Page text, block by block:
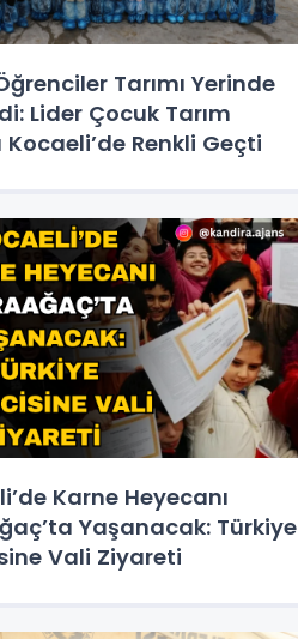
Tarımı Yerinde
Lider Çocuk Tarım
Kocaeli’de Renkli Geçti
Karne Heyecanı
Yaşanacak: Türkiye
Vali Ziyareti